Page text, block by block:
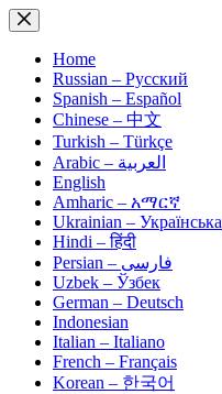
Skip
to
contentHome
Russian – Русский
Spanish – Español
Chinese – 中文
Turkish – Türkçe
Arabic – العربية
English
Amharic – አማርኛ
Ukrainian – Українська
Hindi – हिंदी
Persian – فارسی
Uzbek – Ўзбек
German – Deutsch
Indonesian
Italian – Italiano
French – Français
Korean – 한국어